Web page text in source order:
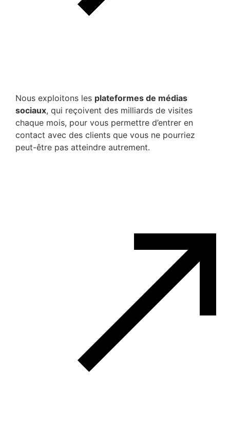
Nous exploitons les plateformes de médias
sociaux, qui reçoivent des milliards de visites
chaque mois, pour vous permettre d’entrer en
contact avec des clients que vous ne pourriez
peut-être pas atteindre autrement.